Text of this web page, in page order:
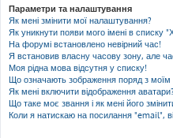
Параметри та налаштування
Як мені змінити мої налаштування?
Як уникнути появи мого імені в списку
На форумі встановлено невірний час!
Я встановив власну часову зону, але
Моя рідна мова відсутня у списку!
Що означають зображення поряд з моїм
Як мені включити відображення аватари?
Що таке моє звання і як мені його
Коли я натискаю на посилання "email",